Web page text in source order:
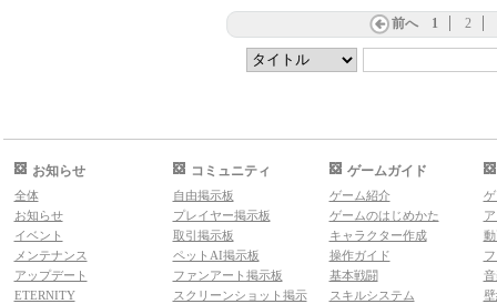
前へ 1 2
お知らせ
全体
お知らせ
イベント
メンテナンス
アップデート
ETERNITY
コミュニティ
自由掲示板
プレイヤー掲示板
取引掲示板
ペットAI掲示板
ファンアート掲示板
スクリーンショット掲示
ゲームガイド
ゲーム紹介
ゲームのはじめかた
キャラクター作成
操作ガイド
基本戦闘
スキルシステム